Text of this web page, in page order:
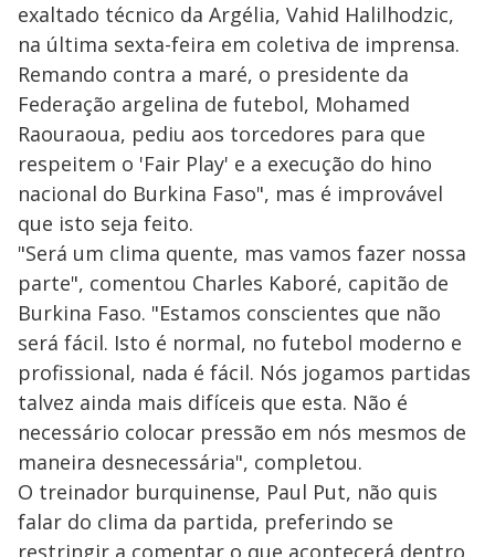
exaltado técnico da Argélia, Vahid Halilhodzic,
na última sexta-feira em coletiva de imprensa.
Remando contra a maré, o presidente da
Federação argelina de futebol, Mohamed
Raouraoua, pediu aos torcedores para que
respeitem o 'Fair Play' e a execução do hino
nacional do Burkina Faso", mas é improvável
que isto seja feito.
"Será um clima quente, mas vamos fazer nossa
parte", comentou Charles Kaboré, capitão de
Burkina Faso. "Estamos conscientes que não
será fácil. Isto é normal, no futebol moderno e
profissional, nada é fácil. Nós jogamos partidas
talvez ainda mais difíceis que esta. Não é
necessário colocar pressão em nós mesmos de
maneira desnecessária", completou.
O treinador burquinense, Paul Put, não quis
falar do clima da partida, preferindo se
restringir a comentar o que acontecerá dentro